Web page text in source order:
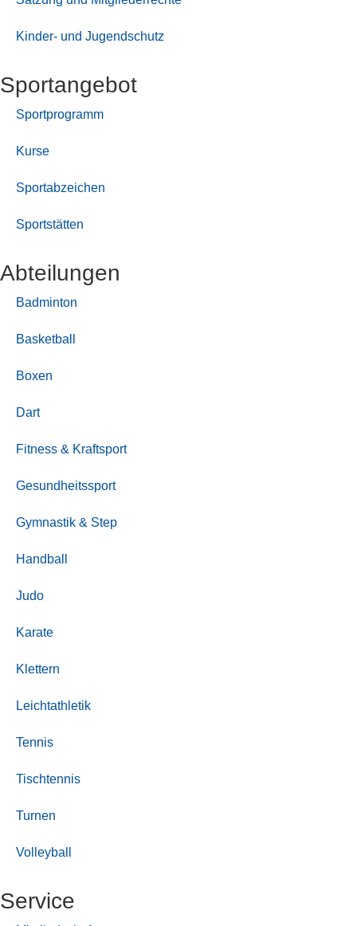
Kinder- und Jugendschutz
Sport­angebot
Sportprogramm
Kurse
Sportabzeichen
Sportstätten
Abteilungen
Badminton
Basketball
Boxen
Dart
Fitness & Kraftsport
Gesundheitssport
Gymnastik & Step
Handball
Judo
Karate
Klettern
Leichtathletik
Tennis
Tischtennis
Turnen
Volleyball
Service